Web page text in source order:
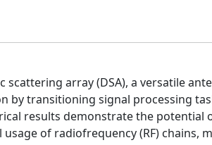
array (DSA), a versatile
by transitioning signal processing
results demonstrate the potential
of radiofrequency (RF) chains,